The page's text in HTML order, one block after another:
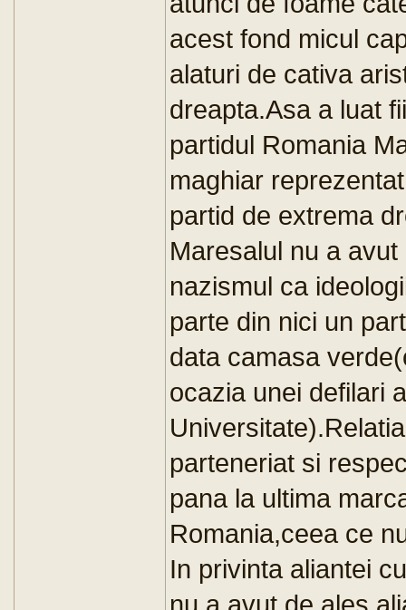
acest fond micul
alaturi de cativa
dreapta.Asa a luat
partidul Romania
maghiar
partid de extrema
Maresalul nu a
nazismul ca
parte din nici un
data camasa
ocazia unei defilari
parteneriat si
pana la ultima
Romania,ceea ce
In privinta aliantei